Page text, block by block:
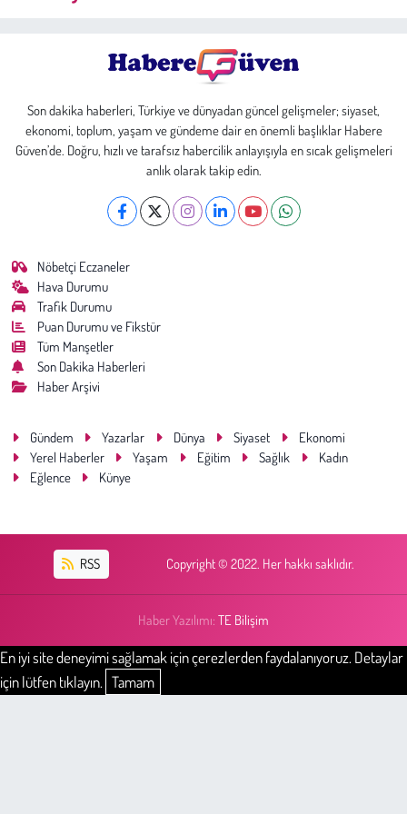
Son dakika haberleri, Türkiye ve dünyadan güncel gelişmeler; siyaset,
ekonomi, toplum, yaşam ve gündeme dair en önemli başlıklar Habere
Güven’de. Doğru, hızlı ve tarafsız habercilik anlayışıyla en sıcak gelişmeleri
anlık olarak takip edin.
Nöbetçi Eczaneler
Hava Durumu
Trafik Durumu
Puan Durumu ve Fikstür
Tüm Manşetler
Son Dakika Haberleri
Haber Arşivi
Gündem Yazarlar Dünya Siyaset
Ekonomi
Yerel Haberler
Yaşam Eğitim Sağlık
Kadın
Eğlence
Künye
RSS Copyright © 2022. Her hakkı saklıdır.
Haber Yazılımı: TE Bilişim
En iyi site deneyimi sağlamak için çerezlerden faydalanıyoruz. Detaylar
için lütfen tıklayın. Tamam